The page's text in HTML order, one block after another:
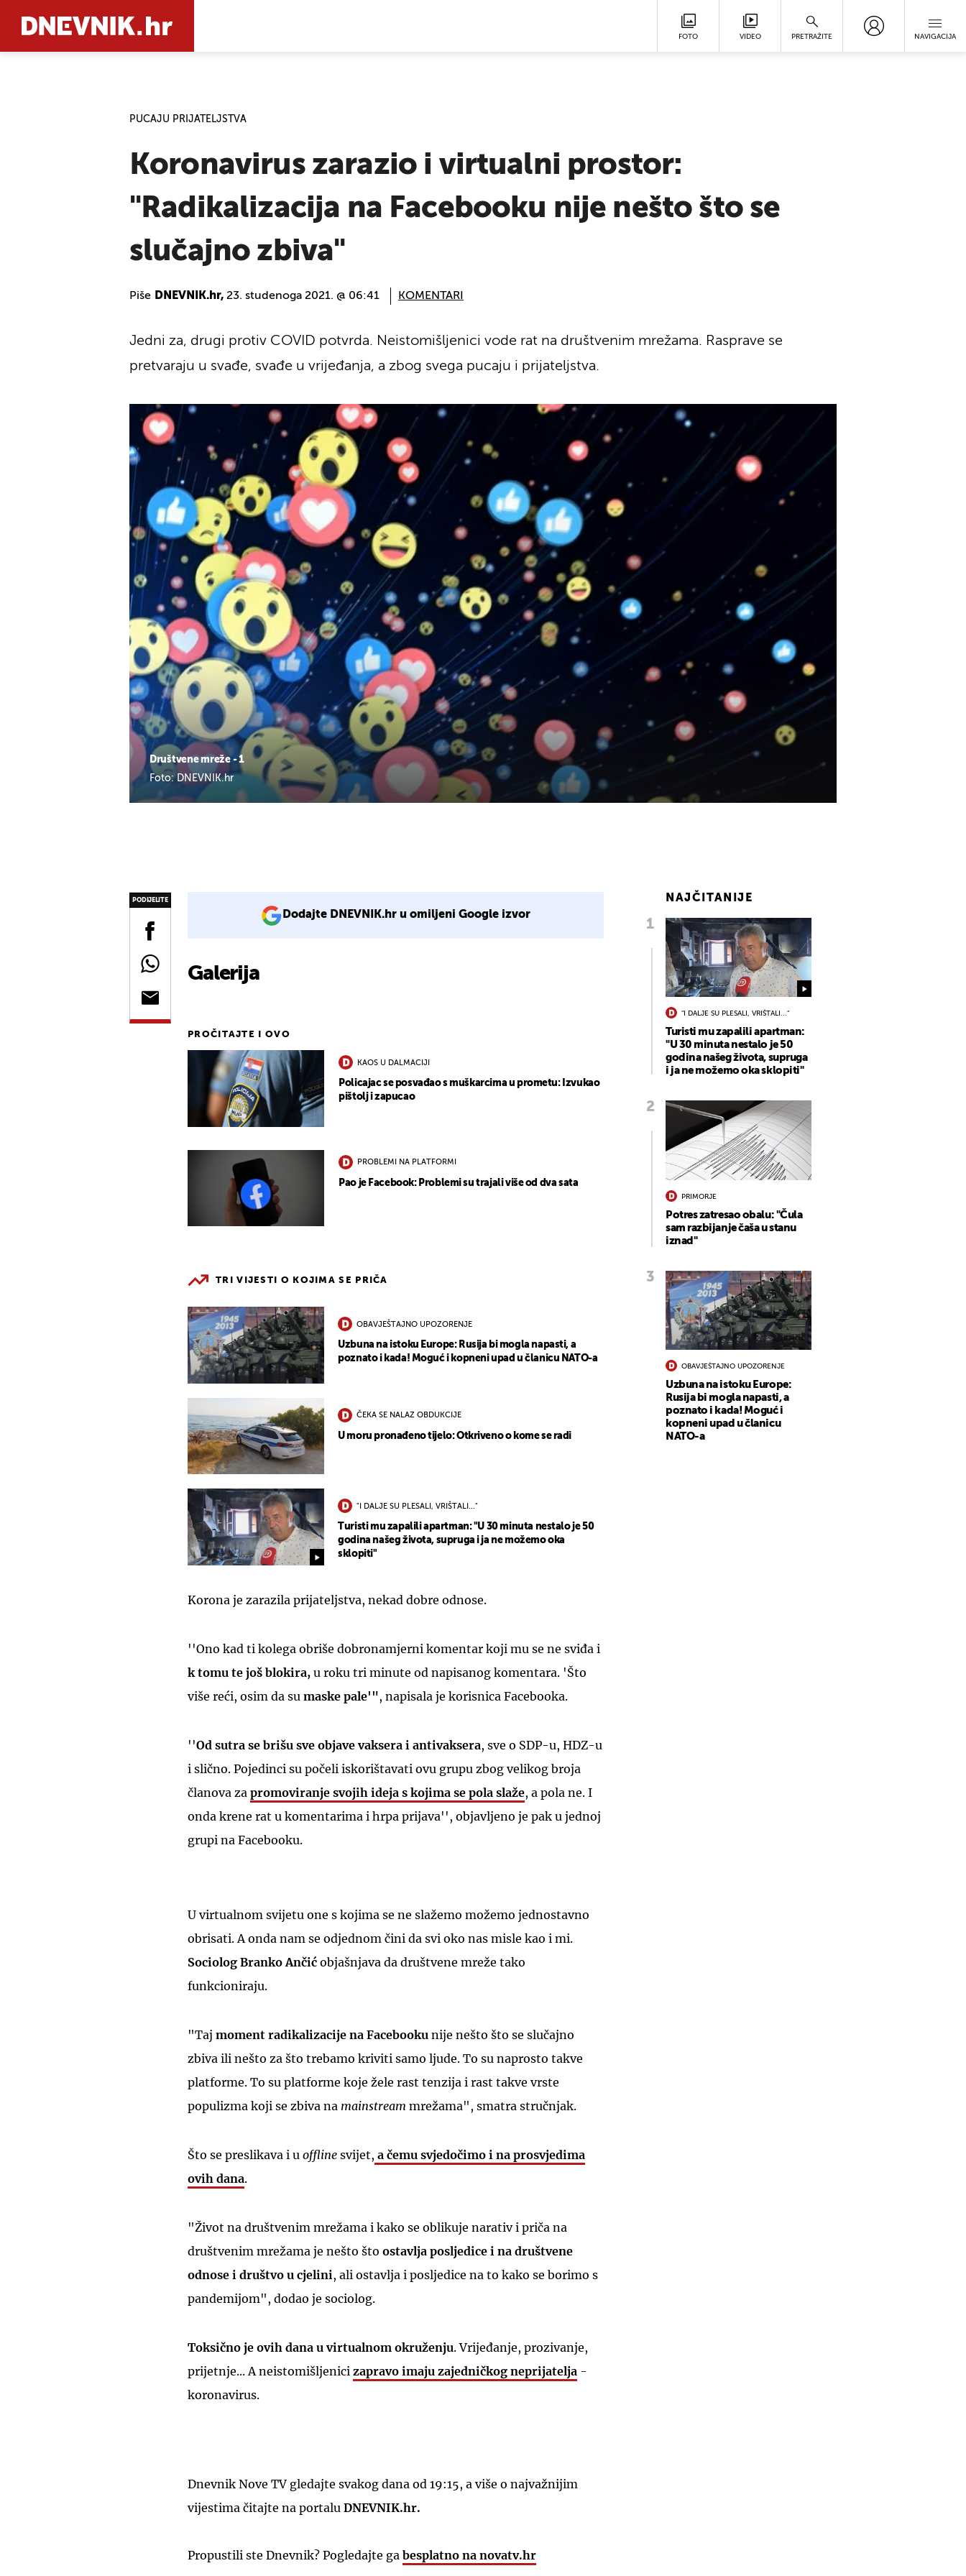
FOTO VIDEO PRETRAŽITE NAVIGACIJA
PUCAJU PRIJATELJSTVA
Koronavirus zarazio i virtualni prostor:
"Radikalizacija na Facebooku nije nešto što se
slučajno zbiva"
Piše DNEVNIK.hr, 23. studenoga 2021. @ 06:41 KOMENTARI
Društvene mreže - 1
Foto: DNEVNIK.hr
Jedni za, drugi protiv COVID potvrda. Neistomišljenici vode rat na društvenim mrežama. Rasprave se
pretvaraju u svađe, svađe u vrijeđanja, a zbog svega pucaju i prijateljstva.
PODIJELITE
Dodajte DNEVNIK.hr u omiljeni Google izvor
Galerija
PROČITAJTE I OVO
KAOS U DALMACIJI
Policajac se posvađao s muškarcima u prometu: Izvukao
pištolj i zapucao
PROBLEMI NA PLATFORMI
Pao je Facebook: Problemi su trajali više od dva sata
TRI VIJESTI O KOJIMA SE PRIČA
OBAVJEŠTAJNO UPOZORENJE
Uzbuna na istoku Europe: Rusija bi mogla napasti, a
poznato i kada! Moguć i kopneni upad u članicu NATO-a
ČEKA SE NALAZ OBDUKCIJE
U moru pronađeno tijelo: Otkriveno o kome se radi
"I DALJE SU PLESALI, VRIŠTALI..."
Turisti mu zapalili apartman: "U 30 minuta nestalo je 50
godina našeg života, supruga i ja ne možemo oka
sklopiti"
Korona je zarazila prijateljstva, nekad dobre odnose.
''Ono kad ti kolega obriše dobronamjerni komentar koji mu se ne sviđa i
k tomu te još blokira, u roku tri minute od napisanog komentara. 'Što
više reći, osim da su maske pale'", napisala je korisnica Facebooka.
''Od sutra se brišu sve objave vaksera i antivaksera, sve o SDP-u, HDZ-u
i slično. Pojedinci su počeli iskorištavati ovu grupu zbog velikog broja
članova za promoviranje svojih ideja s kojima se pola slaže, a pola ne. I
onda krene rat u komentarima i hrpa prijava'', objavljeno je pak u jednoj
grupi na Facebooku.
U virtualnom svijetu one s kojima se ne slažemo možemo jednostavno
obrisati. A onda nam se odjednom čini da svi oko nas misle kao i mi.
Sociolog Branko Ančić objašnjava da društvene mreže tako
funkcioniraju.
"Taj moment radikalizacije na Facebooku nije nešto što se slučajno
zbiva ili nešto za što trebamo kriviti samo ljude. To su naprosto takve
platforme. To su platforme koje žele rast tenzija i rast takve vrste
populizma koji se zbiva na mainstream mrežama", smatra stručnjak.
Što se preslikava i u offline svijet, a čemu svjedočimo i na prosvjedima
ovih dana.
"Život na društvenim mrežama i kako se oblikuje narativ i priča na
društvenim mrežama je nešto što ostavlja posljedice i na društvene
odnose i društvo u cjelini, ali ostavlja i posljedice na to kako se borimo s
pandemijom", dodao je sociolog.
Toksično je ovih dana u virtualnom okruženju. Vrijeđanje, prozivanje,
prijetnje... A neistomišljenici zapravo imaju zajedničkog neprijatelja -
koronavirus.
Dnevnik Nove TV gledajte svakog dana od 19:15, a više o najvažnijim
vijestima čitajte na portalu DNEVNIK.hr.
Propustili ste Dnevnik? Pogledajte ga besplatno na novatv.hr
NAJČITANIJE
"I DALJE SU PLESALI, VRIŠTALI..."
Turisti mu zapalili apartman:
"U 30 minuta nestalo je 50
godina našeg života, supruga
i ja ne možemo oka sklopiti"
PRIMORJE
Potres zatresao obalu: "Čula
sam razbijanje čaša u stanu
iznad"
OBAVJEŠTAJNO UPOZORENJE
Uzbuna na istoku Europe:
Rusija bi mogla napasti, a
poznato i kada! Moguć i
kopneni upad u članicu
NATO-a